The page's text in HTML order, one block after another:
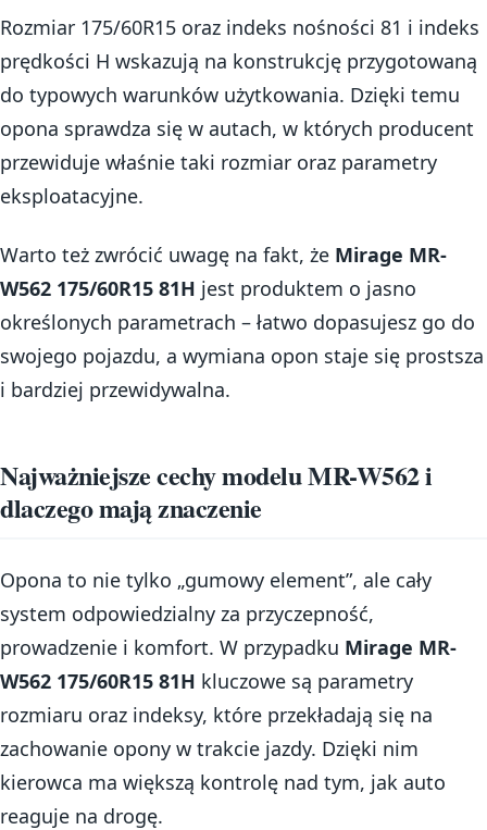
Rozmiar 175/60R15 oraz indeks nośności 81 i indeks
prędkości H wskazują na konstrukcję przygotowaną
do typowych warunków użytkowania. Dzięki temu
opona sprawdza się w autach, w których producent
przewiduje właśnie taki rozmiar oraz parametry
eksploatacyjne.
Warto też zwrócić uwagę na fakt, że Mirage MR-
W562 175/60R15 81H jest produktem o jasno
określonych parametrach – łatwo dopasujesz go do
swojego pojazdu, a wymiana opon staje się prostsza
i bardziej przewidywalna.
Najważniejsze cechy modelu MR-W562 i
dlaczego mają znaczenie
Opona to nie tylko „gumowy element”, ale cały
system odpowiedzialny za przyczepność,
prowadzenie i komfort. W przypadku Mirage MR-
W562 175/60R15 81H kluczowe są parametry
rozmiaru oraz indeksy, które przekładają się na
zachowanie opony w trakcie jazdy. Dzięki nim
kierowca ma większą kontrolę nad tym, jak auto
reaguje na drogę.